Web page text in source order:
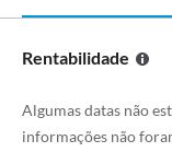
Rentabilidade
Algumas datas não
informações não